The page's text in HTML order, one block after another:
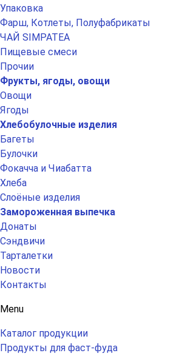
Упаковка
Фарш, Котлеты, Полуфабрикаты
ЧАЙ SIMPATEA
Пищевые смеси
Прочии
Фрукты, ягоды, овощи
Овощи
Ягоды
Хлебобулочные изделия
Багеты
Булочки
Фокачча и Чиабатта
Хлеба
Слоёные изделия
Замороженная выпечка
Донаты
Сэндвичи
Тарталетки
Новости
Контакты
Menu
Каталог продукции
Продукты для фаст-фуда